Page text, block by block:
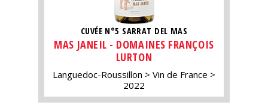
CUVÉE N°5 SARRAT DEL MAS
MAS JANEIL - DOMAINES FRANÇOIS
LURTON
Languedoc-Roussillon
Vin de France
2022